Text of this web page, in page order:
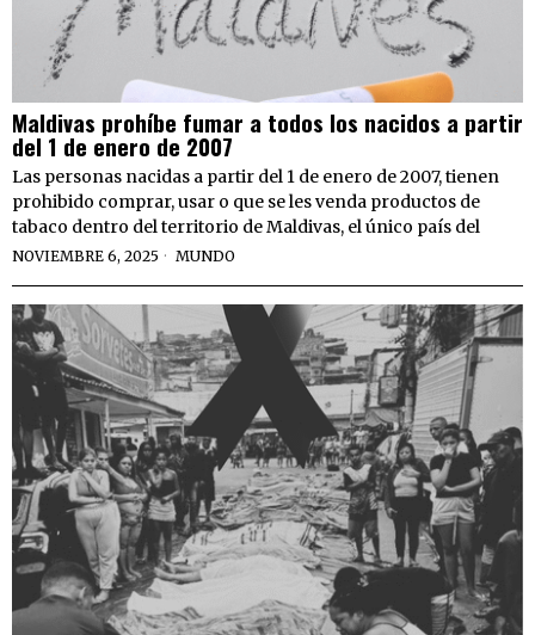
Maldivas prohíbe fumar a todos los nacidos a partir
del 1 de enero de 2007
Las personas nacidas a partir del 1 de enero de 2007, tienen
prohibido comprar, usar o que se les venda productos de
tabaco dentro del territorio de Maldivas, el único país del
NOVIEMBRE 6, 2025 MUNDO